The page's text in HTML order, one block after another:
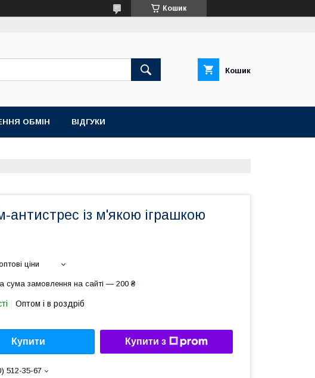
Кошик
Кошик
ОБМІН ВІДГУКИ
антистрес із м'якою іграшкою
ціни
сума замовлення на сайті — 200 ₴
Оптом і в роздріб
Купити Купити з
512-35-67